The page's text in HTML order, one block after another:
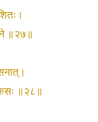
॥२७॥
॥२८॥